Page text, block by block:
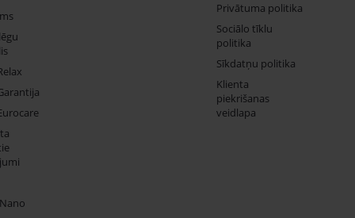
Privātuma politika
Sociālo tīklu
politika
Sīkdatņu politika
Klienta
piekrišanas
veidlapa